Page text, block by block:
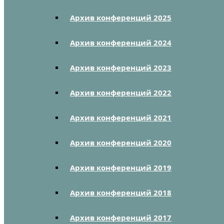
Архив конференций 2025
Архив конференций 2024
Архив конференций 2023
Архив конференций 2022
Архив конференций 2021
Архив конференций 2020
Архив конференций 2019
Архив конференций 2018
Архив конференций 2017